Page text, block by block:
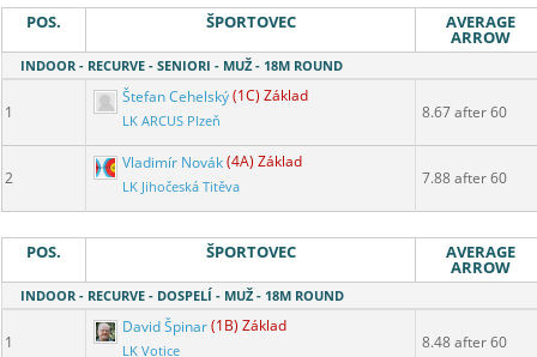
POS. ŠPORTOVEC AVERAGE
ARROW
INDOOR - RECURVE - SENIORI - MUŽ - 18M ROUND
1
Štefan Cehelský(1C) Základ
LK ARCUS Plzeň 8.67 after 60
2
Vladimír Novák(4A) Základ
LK Jihočeská Titěva 7.88 after 60
POS. ŠPORTOVEC AVERAGE
ARROW
INDOOR - RECURVE - DOSPELÍ - MUŽ - 18M ROUND
1
David Špinar(1B) Základ
LK Votice 8.48 after 60